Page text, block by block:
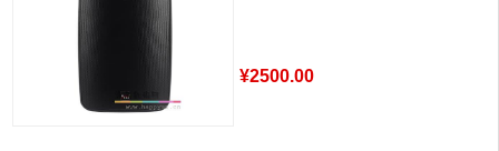
¥2500.00